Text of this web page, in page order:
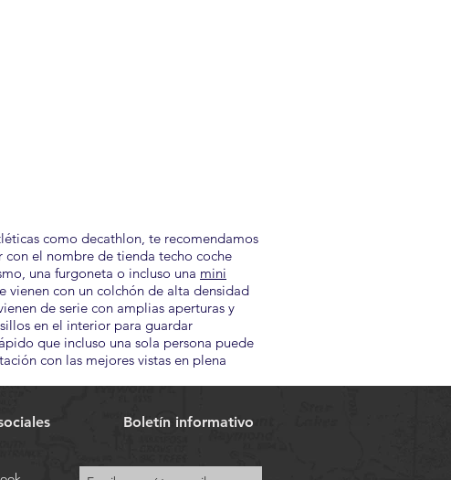
como decathlon, te recomendamos
el nombre de tienda techo coche
una furgoneta o incluso una mini
con un colchón de alta densidad
de serie con amplias aperturas y
en el interior para guardar
que incluso una sola persona puede
con las mejores vistas en plena
Boletín informativo